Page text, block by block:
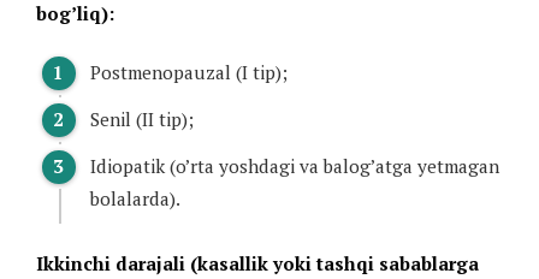
bog’liq):
Postmenopauzal (I tip);
Senil (II tip);
Idiopatik (o’rta yoshdagi va balog’atga yetmagan
bolalarda).
Ikkinchi darajali (kasallik yoki tashqi sabablarga